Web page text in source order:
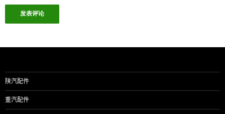
陕汽配件
重汽配件